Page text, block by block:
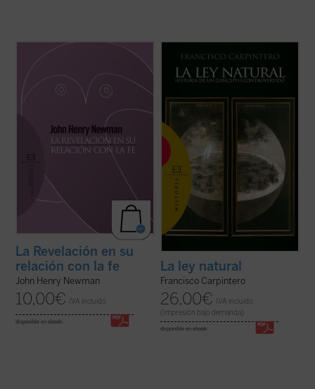
español, J.H. Newman quiere responder a
la acusación de escepticismo que le
expone su ...
La Revelación en su
relación con la fe
John Henry Newman
10,00€ IVA incluido
disponible en ebook:
«Las doctrinas sobre el derecho natural se
han formado dentro de un esfuerzo
conjunto en el que han participado filósofos,
teólogos y juristas, paganos y cristianos».
simplismo o la ideologización con que ...
La ley natural
Francisco Carpintero
26,00€
IVA incluido
(Impresión bajo demanda)
disponible en ebook: